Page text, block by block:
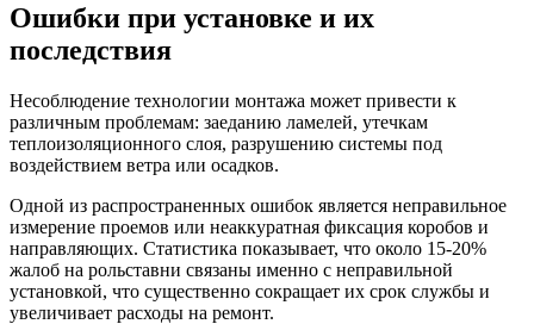
Ошибки при установке и их
последствия
Несоблюдение технологии монтажа может привести к
различным проблемам: заеданию ламелей, утечкам
теплоизоляционного слоя, разрушению системы под
воздействием ветра или осадков.
Одной из распространенных ошибок является неправильное
измерение проемов или неаккуратная фиксация коробов и
направляющих. Статистика показывает, что около 15-20%
жалоб на рольставни связаны именно с неправильной
установкой, что существенно сокращает их срок службы и
увеличивает расходы на ремонт.